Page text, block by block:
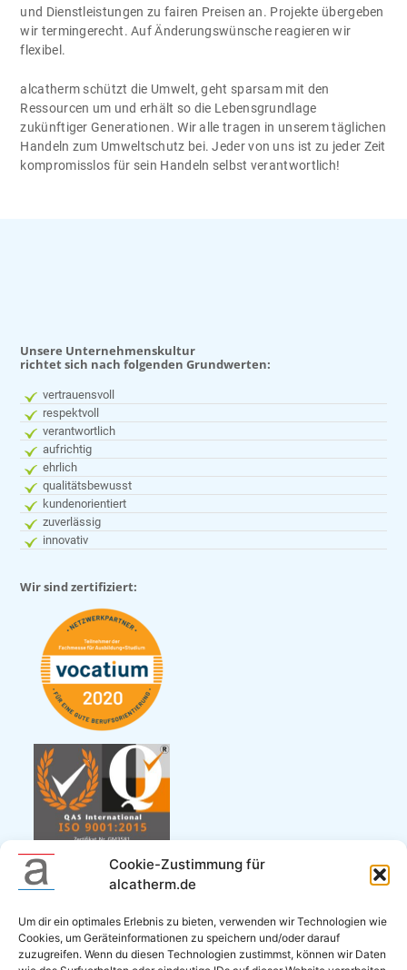
Cookie-Zustimmung für
alcatherm.de
Um dir ein optimales Erlebnis zu bieten, verwenden wir Technologien wie
Cookies, um Geräteinformationen zu speichern und/oder darauf
zuzugreifen. Wenn du diesen Technologien zustimmst, können wir Daten
und Dienstleistungen zu fairen Preisen an. Projekte übergeben
wir termingerecht. Auf Änderungswünsche reagieren wir
flexibel.
alcatherm schützt die Umwelt, geht sparsam mit den
Ressourcen um und erhält so die Lebensgrundlage
zukünftiger Generationen. Wir alle tragen in unserem täglichen
Handeln zum Umweltschutz bei. Jeder von uns ist zu jeder Zeit
kompromisslos für sein Handeln selbst verantwortlich!
Unsere Unternehmenskultur
richtet sich nach folgenden Grundwerten:
vertrauensvoll
respektvoll
verantwortlich
aufrichtig
ehrlich
qualitätsbewusst
kundenorientiert
zuverlässig
innovativ
Wir sind zertifiziert: